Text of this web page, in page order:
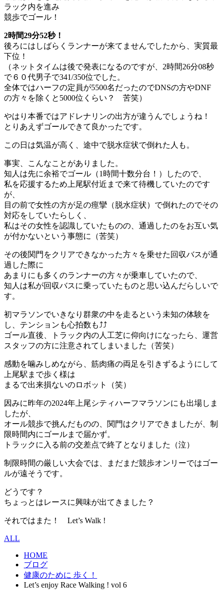
ラック内を進み
競歩でゴール！
2時間29分52秒！
後ろにはしばらくランナーが来てませんでしたから、実質最
下位！
（ネットタイムは後で発表になるのですが、2時間26分08秒
で６０代男子で341/350位でした。
全体ではハーフの定員が5500名だったのでDNSの方やDNF
の方々を除くと5000位くらい？ 苦笑）
やはり本番ではアドレナリンの出方が違うんでしょうね！
とりあえずゴールできて良かったです。
この日は気温が高く、途中で脱水症状で倒れた人も。
事実、こんなことがありました。
知人は先に余裕でゴール（1時間十数分台！）したので、
私を応援するため上尾駅付近まで来て待機していたのです
が、
目の前で女性の方が足の痙攣（脱水症状）で倒れたのでその
対応をしていたらしく、
私はその女性を認識していたものの、通過したのをお互い気
が付かないという事態に（苦笑）
その後関門をクリアできなかった方々を乗せた回収バスが通
過した際に
あまりにも多くのランナーの方々が乗車していたので、
知人は私が回収バスに乗っていたものと思い込んだらしいで
す。
初マラソンでいきなり群衆の中を走るという未知の体験を
し、テンションも心拍数も⤴⤴
ゴール直後、トラック内の人工芝に仰向けになったら、運営
スタッフの方に注意されてしまいました（苦笑）
感動を噛みしめながら、筋肉痛の両足を引きずるようにして
上尾駅まで歩く様は
まるで出来損ないのロボット（笑）
因みに昨年の2024年上尾シティハーフマラソンにも出場しま
したが、
オール競歩で挑んだものの、関門はクリアできましたが、制
限時間内にゴールまで届かず。
トラックに入る前の交差点で終了となりました（泣）
制限時間の厳しい大会では、まだまだ競歩オンリーではゴー
ルが遠そうです。
どうです？
ちょっとはレースに興味が出てきました？
それではまた！ Let’s Walk !
ALL
HOME
ブログ
健康のために 歩く！
Let’s enjoy Race Walking ! vol 6